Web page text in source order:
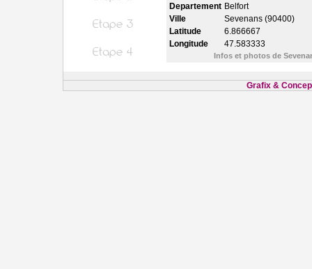
Departement Belfort
Ville
Sevenans (90400)
Latitude
6.866667
Longitude
47.583333
Infos et photos de
Grafix &